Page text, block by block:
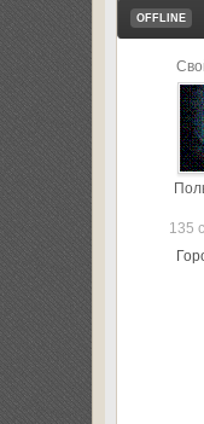
OFFLINE
135